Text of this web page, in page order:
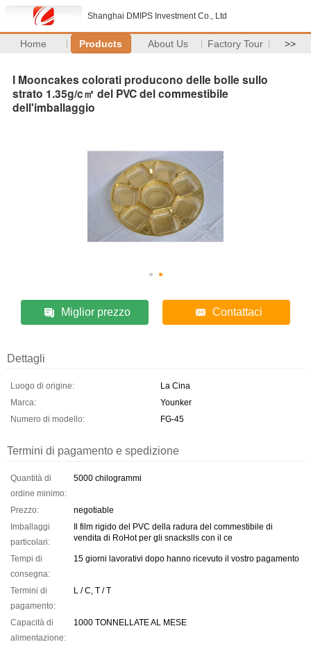
Shanghai DMIPS Investment Co., Ltd
Home Products About Us Factory Tour >>
I Mooncakes colorati producono delle bolle sullo
strato 1.35g/c㎡ del PVC del commestibile
dell'imballaggio
Miglior prezzo Contattaci
Dettagli
Luogo di origine:
La Cina
Marca:
Younker
Numero di modello:
FG-45
Termini di pagamento e spedizione
Quantità di
ordine minimo:
5000 chilogrammi
Prezzo:
negotiable
Imballaggi
particolari:
Il film rigido del PVC della radura del commestibile di
vendita di RoHot per gli snackslls con il ce
Tempi di
consegna:
15 giorni lavorativi dopo hanno ricevuto il vostro pagamento
Termini di
pagamento:
L / C, T / T
Capacità di
alimentazione:
1000 TONNELLATE AL MESE